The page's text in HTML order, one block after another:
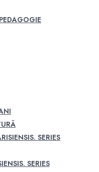
SERIES
SERIES